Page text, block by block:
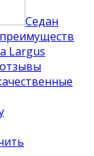
Седан
Largus